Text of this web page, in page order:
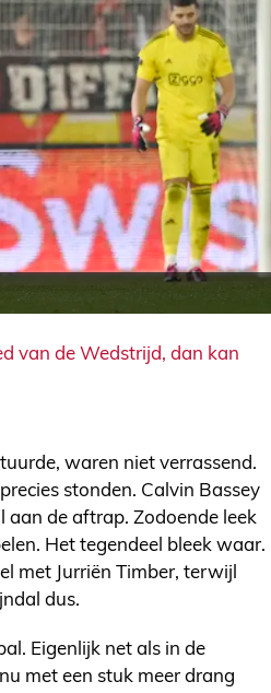
van de Wedstrijd, dan kan
waren niet verrassend.
stonden. Calvin Bassey
aan de aftrap. Zodoende leek
Het tegendeel bleek waar.
met Jurriën Timber, terwijl
dus.
Eigenlijk net als in de
met een stuk meer drang